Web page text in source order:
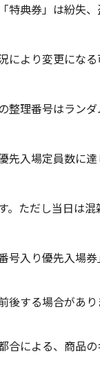
特典券」は紛失
により変更になる
整理番号はラン
先入場定員数に
。ただし当日は
号入り優先入場
後する場合があり
合による、商品